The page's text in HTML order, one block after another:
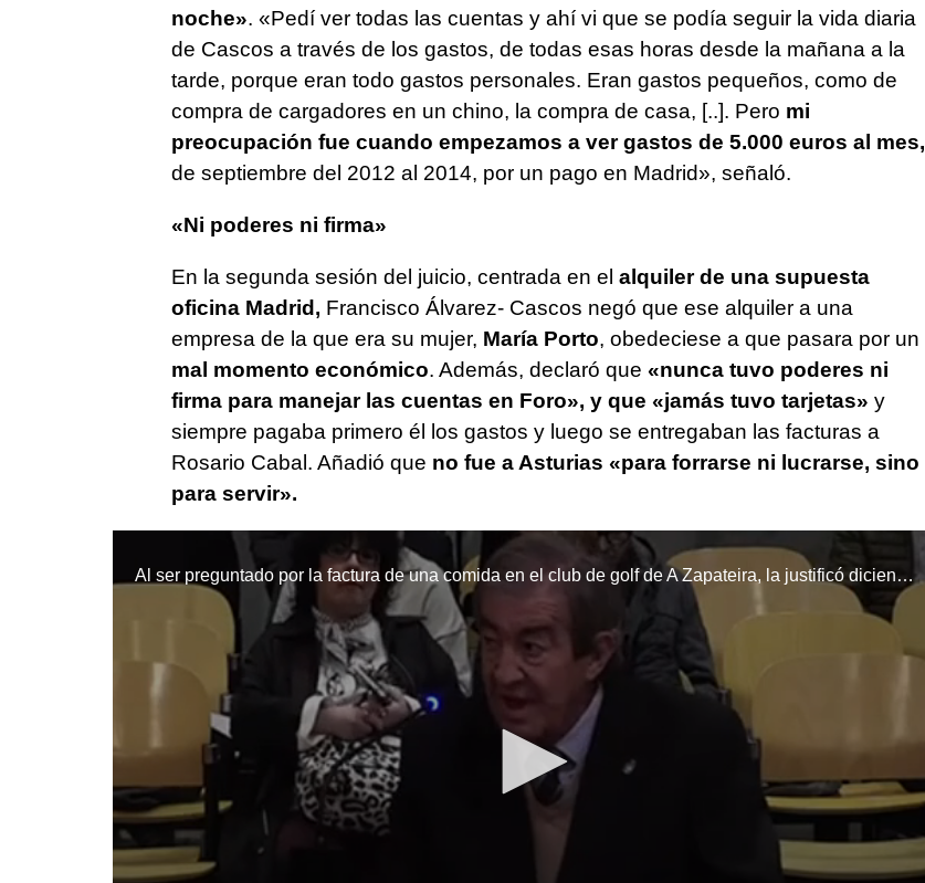
noche». «Pedí ver todas las cuentas y ahí vi que se podía seguir la vida diaria
de Cascos a través de los gastos, de todas esas horas desde la mañana a la
tarde, porque eran todo gastos personales. Eran gastos pequeños, como de
compra de cargadores en un chino, la compra de casa, [..]. Pero mi
preocupación fue cuando empezamos a ver gastos de 5.000 euros al mes,
de septiembre del 2012 al 2014, por un pago en Madrid», señaló.
«Ni poderes ni firma»
En la segunda sesión del juicio, centrada en el alquiler de una supuesta
oficina Madrid, Francisco Álvarez- Cascos negó que ese alquiler a una
empresa de la que era su mujer, María Porto, obedeciese a que pasara por un
mal momento económico. Además, declaró que «nunca tuvo poderes ni
firma para manejar las cuentas en Foro», y que «jamás tuvo tarjetas» y
siempre pagaba primero él los gastos y luego se entregaban las facturas a
Rosario Cabal. Añadió que no fue a Asturias «para forrarse ni lucrarse, sino
para servir».
Al ser preguntado por la factura de una comida en el club de golf de A Zapateira, la justificó diciendo: «Bueno es que en la Zapateira hay unos menús del día muy baratos, muy económicos, muy rápidos y es un sitio muy discreto»
33
Volume